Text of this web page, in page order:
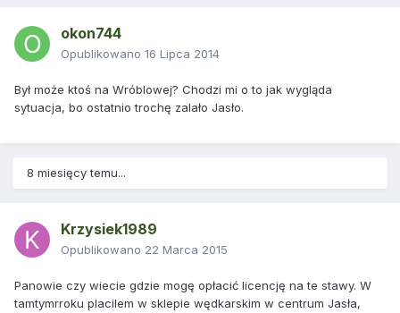
okon744
Opublikowano 16 Lipca 2014
Był może ktoś na Wróblowej? Chodzi mi o to jak wygląda
sytuacja, bo ostatnio trochę zalało Jasło.
8 miesięcy temu...
Krzysiek1989
Opublikowano 22 Marca 2015
Panowie czy wiecie gdzie mogę opłacić licencję na te stawy. W
tamtymrroku placilem w sklepie wędkarskim w centrum Jasła,